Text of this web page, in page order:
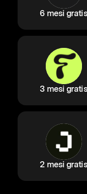
6 mesi gratis
3 mesi gratis
2 mesi gratis